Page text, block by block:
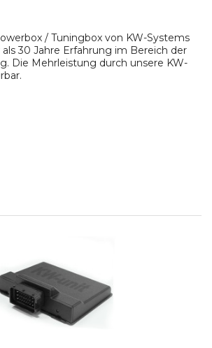
/ Tuningbox von KW-Systems
30 Jahre Erfahrung im Bereich der
Die Mehrleistung durch unsere KW-